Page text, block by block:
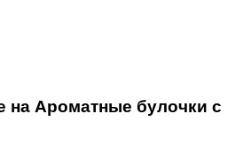
на Ароматные булочки с